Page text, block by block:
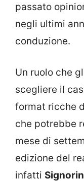
passato
negli ultimi
conduzione.
Un ruolo che
scegliere il
format ricche
che potrebbe
mese di
edizione del
infatti